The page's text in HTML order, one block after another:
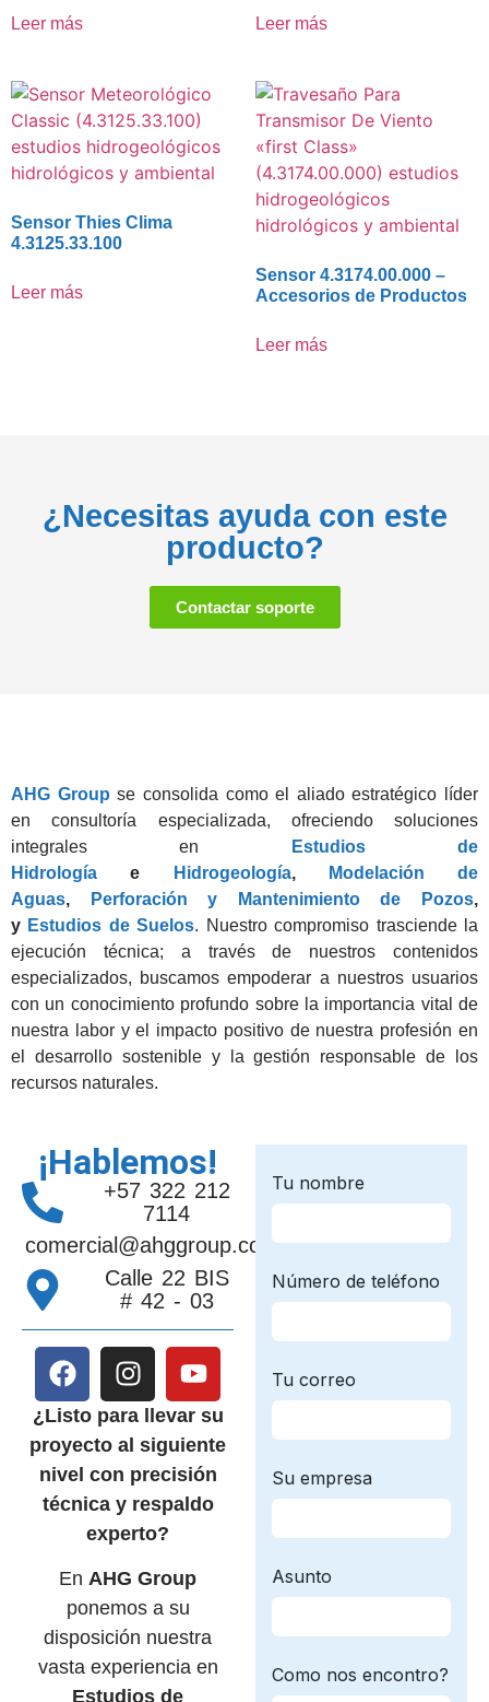
Leer más Leer más
Sensor Thies Clima
4.3125.33.100
Leer más
Sensor 4.3174.00.000 –
Accesorios de Productos
Leer más
¿Necesitas ayuda con este
producto?
Contactar soporte
AHG Group se consolida como el aliado estratégico líder
en consultoría especializada, ofreciendo soluciones
integrales en
Estudios de
Hidrología e Hidrogeología,
Modelación de
Aguas, Perforación y Mantenimiento de Pozos,
y Estudios de Suelos. Nuestro compromiso trasciende la
ejecución técnica; a través de nuestros contenidos
especializados, buscamos empoderar a nuestros usuarios
con un conocimiento profundo sobre la importancia vital de
nuestra labor y el impacto positivo de nuestra profesión en
el desarrollo sostenible y la gestión responsable de los
recursos naturales.
¡Hablemos!
+57 322 212
7114
comercial@ahggroup.com.co
Calle 22 BIS
# 42 - 03
¿Listo para llevar su
proyecto al siguiente
nivel con precisión
técnica y respaldo
experto?
En AHG Group
ponemos a su
disposición nuestra
vasta experiencia en
Estudios de